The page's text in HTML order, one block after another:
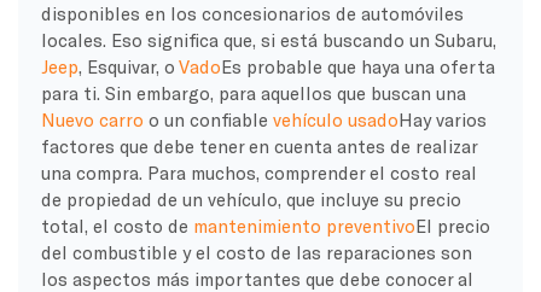
disponibles en los concesionarios de automóviles
locales. Eso significa que, si está buscando un Subaru,
Jeep , Esquivar, o VadoEs probable que haya una oferta
para ti. Sin embargo, para aquellos que buscan una
Nuevo carro o un confiable vehículo usadoHay varios
factores que debe tener en cuenta antes de realizar
una compra. Para muchos, comprender el costo real
de propiedad de un vehículo, que incluye su precio
total, el costo de mantenimiento preventivoEl precio
del combustible y el costo de las reparaciones son
los aspectos más importantes que debe conocer al